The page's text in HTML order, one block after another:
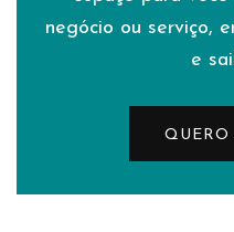
negócio ou serviço,
e